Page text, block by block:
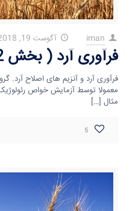
iman آگوست 19, 2018
فرآوری آرد ( بخش 2 )
فرآوری آرد و آنزیم های اصلاح آرد.
معمولا توسط آزمایش خواص
مثال […]
5